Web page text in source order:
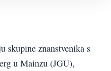
skupine znanstvenika s
u Mainzu (JGU),